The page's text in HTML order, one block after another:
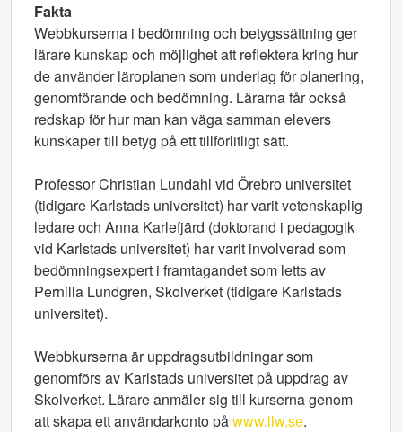
Fakta
Webbkurserna i bedömning och betygssättning ger
lärare kunskap och möjlighet att reflektera kring hur
de använder läroplanen som underlag för planering,
genomförande och bedömning. Lärarna får också
redskap för hur man kan väga samman elevers
kunskaper till betyg på ett tillförlitligt sätt.
Professor Christian Lundahl vid Örebro universitet
(tidigare Karlstads universitet) har varit vetenskaplig
ledare och Anna Karlefjärd (doktorand i pedagogik
vid Karlstads universitet) har varit involverad som
bedömningsexpert i framtagandet som letts av
Pernilla Lundgren, Skolverket (tidigare Karlstads
universitet).
Webbkurserna är uppdragsutbildningar som
genomförs av Karlstads universitet på uppdrag av
Skolverket. Lärare anmäler sig till kurserna genom
att skapa ett användarkonto påwww.llw.se.